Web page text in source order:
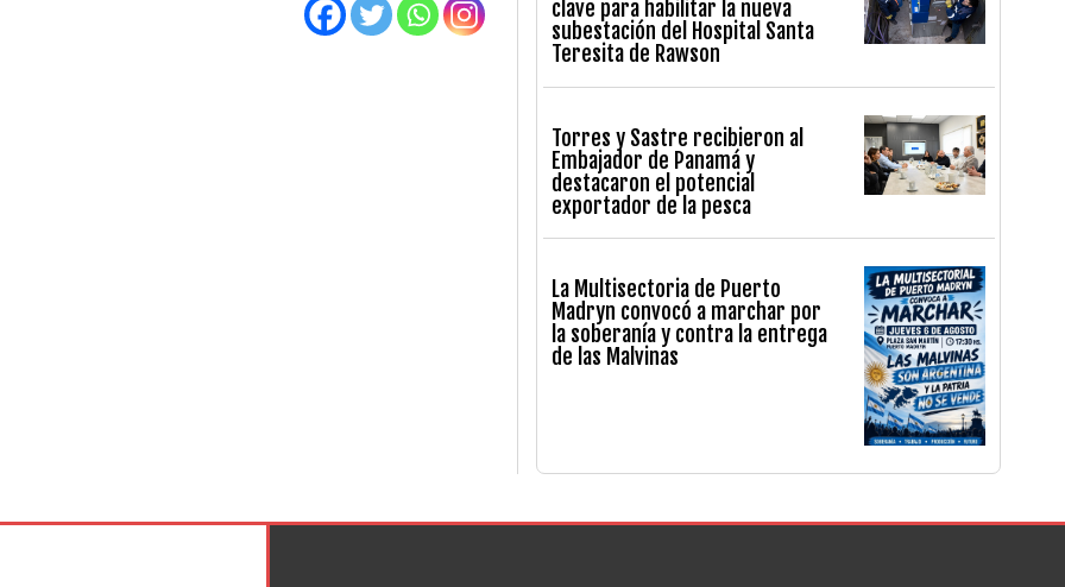
clave para habilitar la nueva
subestación del Hospital Santa
Teresita de Rawson
Torres y Sastre recibieron al
Embajador de Panamá y
destacaron el potencial
exportador de la pesca
La Multisectoria de Puerto
Madryn convocó a marchar por
la soberanía y contra la entrega
de las Malvinas